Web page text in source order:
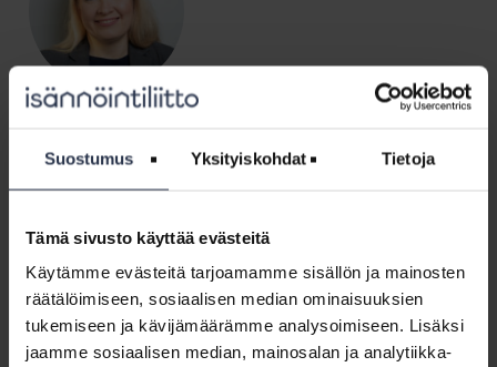
Suostumus Yksityiskohdat Tietoja
Tämä sivusto käyttää evästeitä
Käytämme evästeitä tarjoamamme sisällön ja mainosten
räätälöimiseen, sosiaalisen median ominaisuuksien
tukemiseen ja kävijämäärämme analysoimiseen. Lisäksi
jaamme sosiaalisen median, mainosalan ja analytiikka-
Kirjoittaja: Marianne Falck-Hvilstafeldt
Digitalisaatio ja palvelukehittäminen mahdollistavat isännöinnissä
@mariannefalck
Katso kaikki artikkelit kirjoittajalta Marianne Falck-Hvilstafeldt